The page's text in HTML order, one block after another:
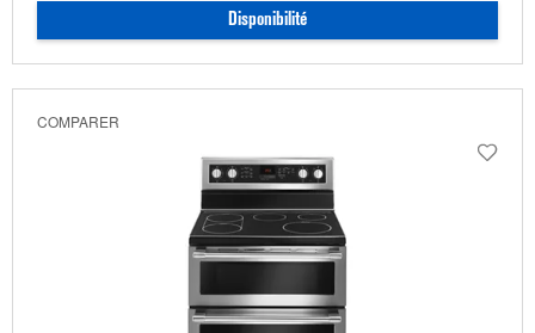
Disponibilité
COMPARER